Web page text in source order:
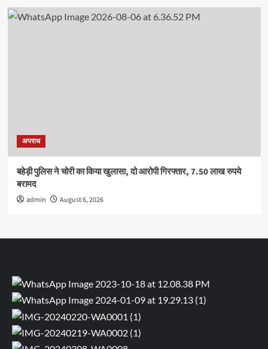
अपराध
बहेड़ी पुलिस ने चोरी का किया खुलासा, दो आरोपी गिरफ्तार, 7.50 लाख रुपये
बरामद
admin August 6, 2026